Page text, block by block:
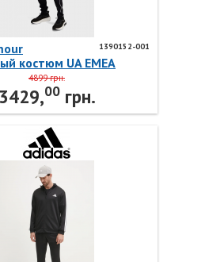
1390152-001
костюм UA EMEA
1390152-001
4899 грн.
3429,00грн.